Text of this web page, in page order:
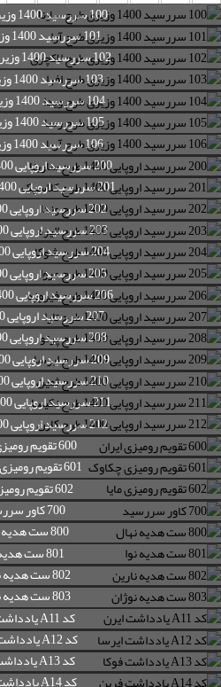
100 سررسید 1400 وزیری طرح ساینا
101 سررسید 1400 وزیری طرح آرا
102 سررسید 1400 وزیری طرح لاکچری
103 سررسید 1400 وزیری طرح افرا
104 سررسید 1400 وزیری طرح ویدا
105 سررسید 1400 وزیری طرح رسا
106 سررسید 1400 وزیری طرح آریا
200 سررسید اروپایی 1400 طرح سارینا
201 سررسید اروپایی 1400 طرح کلاسیک
202 سررسید اروپایی 1400 طرح وندا
203 سررسید اروپایی 1400 طرح الیزه
204 سررسید اروپایی 1400 طرح شوکا
205 سررسید اروپایی 1400 طرح مروا
206 سررسید اروپایی 1400 طرح فیروزه
207 سررسید اروپایی 1400 طرح تارا
208 سررسید اروپایی 1400 طرح پرتو
209 سررسید اروپایی 1400 طرح ایرسا
210 سررسید اروپایی 1400 طرح ثمین
211 سررسید اروپایی 1400 طرح نکیسا
212 سررسید اروپایی 1400 طرح کارن
600 تقویم رومیزی ایران
601 تقویم رومیزی چکاوک
602 تقویم رومیزی مایا
700 کاور سررسید
800 ست هدیه نهال
801 ست هدیه نوا
802 ست هدیه نارین
803 ست هدیه نوژان
کد A11 یادداشت ایرن
کد A12 یادداشت ایرسا
کد A13 یادداشت فوکا